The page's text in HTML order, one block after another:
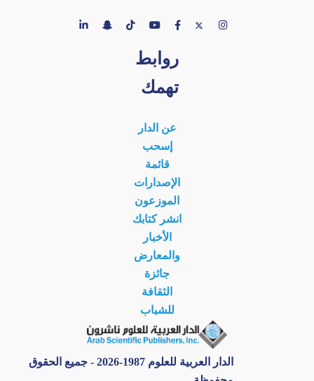
روابط
تهمك
عن الدار
إسحب
قائمة
الإصدارات
الموزعون
انشر كتابك
الأخبار
والمعارض
جائزة
الثقافة
للشباب
الدار العربية للعلوم 1987-2026 - جميع الحقوق